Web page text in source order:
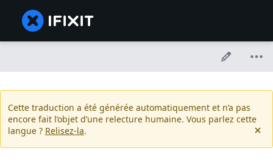
Cette traduction a été générée automatiquement et n’a pas
encore fait l’objet d’une relecture humaine. Vous parlez cette
langue ? Relisez-la.